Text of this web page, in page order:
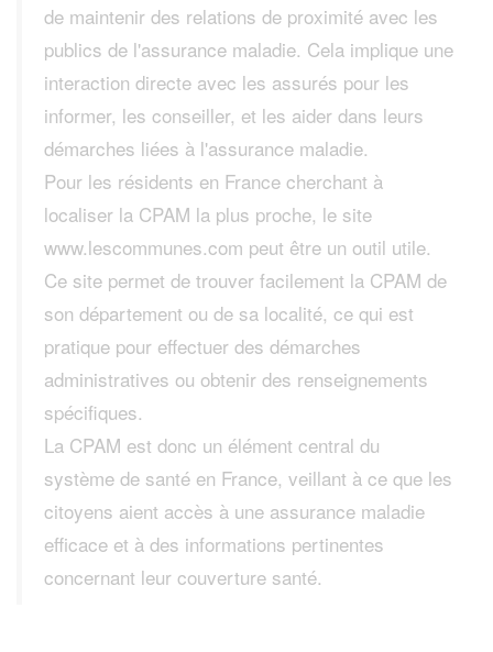
de maintenir des relations de proximité avec les
publics de l'assurance maladie. Cela implique une
interaction directe avec les assurés pour les
informer, les conseiller, et les aider dans leurs
démarches liées à l'assurance maladie.
Pour les résidents en France cherchant à
localiser la CPAM la plus proche, le site
www.lescommunes.com peut être un outil utile.
Ce site permet de trouver facilement la CPAM de
son département ou de sa localité, ce qui est
pratique pour effectuer des démarches
administratives ou obtenir des renseignements
spécifiques.
La CPAM est donc un élément central du
système de santé en France, veillant à ce que les
citoyens aient accès à une assurance maladie
efficace et à des informations pertinentes
concernant leur couverture santé.